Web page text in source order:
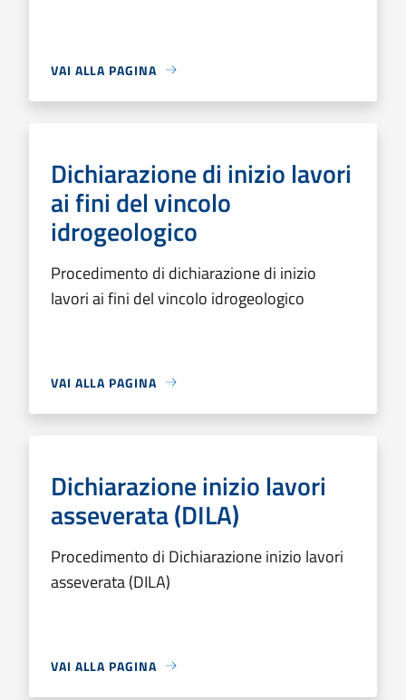
VAI ALLA PAGINA
Dichiarazione di inizio lavori
ai fini del vincolo
idrogeologico
Procedimento di dichiarazione di inizio
lavori ai fini del vincolo idrogeologico
VAI ALLA PAGINA
Dichiarazione inizio lavori
asseverata (DILA)
Procedimento di Dichiarazione inizio lavori
asseverata (DILA)
VAI ALLA PAGINA